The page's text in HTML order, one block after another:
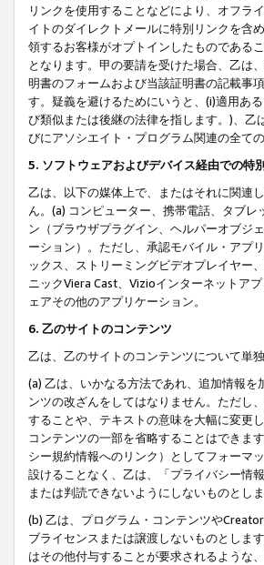
リンクを使用することなどにより、オフラ
イトのダイレクトメールに特別リンクを含
領するお客様がオプトインしたものである
となります。甲の要請を受けた場合、乙は
明書のフォームおよび当該証明書の記載事
す。疑義を避けるためにいうと、(i)適用あ
び類似または後継の法律を指します。)、
びにアソシエイト・プログラム関連の全て
5. ソフトウェアおよびデバイス経由での特
乙は、以下の媒体上で、またはそれに関連
ん。(a) コンピューター、携帯電話、タブ
ン（ブラウザプラグイン、ヘルパーオブジ
ーション）。ただし、承認モバイル・アプ
ックス、ストリーミングビデオプレイヤー
ニックViera Cast、Vizioインターネットア
ェアその他のアプリケーション。
6. 乙のサイトのコンテンツ
乙は、乙のサイトのコンテンツについて単
(a) 乙は、いかなる方法であれ、追加情報
ンツの改ざんをしてはなりません。ただし
することや、テキストの意味を大幅に変更
コンテンツの一部を省略することはできま
シー規約情報へのリンク）としてフォーマ
設けることなく、乙は、「プライバシー情
または判読できないようにしないものとしま
(b) 乙は、プログラム・コンテンツや
ブライセンスまたは譲渡しないものとしま
はその他付与することが要求されるような